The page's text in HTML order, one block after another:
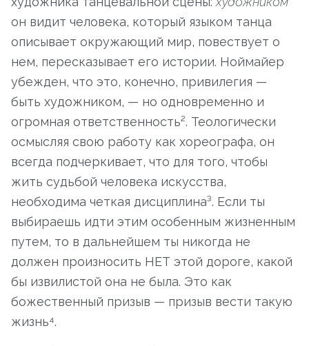
он видит человека, который языком танца
описывает окружающий мир, повествует о
нем, пересказывает его истории. Ноймайер
убежден, что это, конечно, привилегия —
быть художником, — но одновременно и
огромная ответственность². Теологически
осмысляя свою работу как хореографа, он
всегда подчеркивает, что для того, чтобы
жить судьбой человека искусства,
необходима четкая дисциплина³. Если ты
выбираешь идти этим особенным жизненным
путем, то в дальнейшем ты никогда не
должен произносить НЕТ этой дороге, какой
бы извилистой она не была. Это как
божественный призыв — призыв вести такую
жизнь⁴.